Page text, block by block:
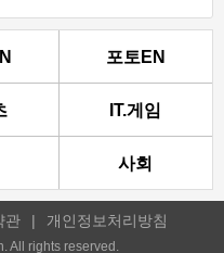
포토EN
IT.게임
사회
관 | 개인정보처리방침
All rights reserved.